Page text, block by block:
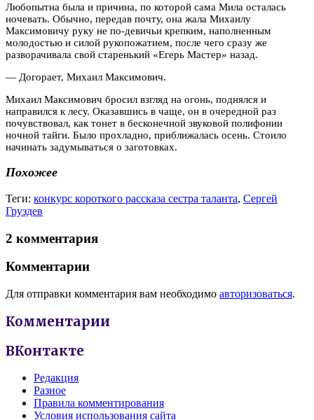
Любопытна была и причина, по которой сама Мила осталась
ночевать. Обычно, передав почту, она жала Михаилу
Максимовичу руку не по-­девичьи крепким, наполненным
молодостью и силой рукопожатием, после чего сразу же
разворачивала свой старенький «Егерь Мастер» назад.
— Догорает, Михаил Максимович.
Михаил Максимович бросил взгляд на огонь, поднялся и
направился к лесу. Оказавшись в чаще, он в очередной раз
почувствовал, как тонет в бесконечной звуковой полифонии
ночной тайги. Было прохладно, приближалась осень. Стоило
начинать задумываться о заготовках.
Похожее
Теги: конкурс короткого рассказа сестра таланта, Сергей
Груздев
2 комментария
Комментарии
Для отправки комментария вам необходимо авторизоваться.
Комментарии
ВКонтакте
Редакция
Разное
Правила комментирования
Условия использования сайта